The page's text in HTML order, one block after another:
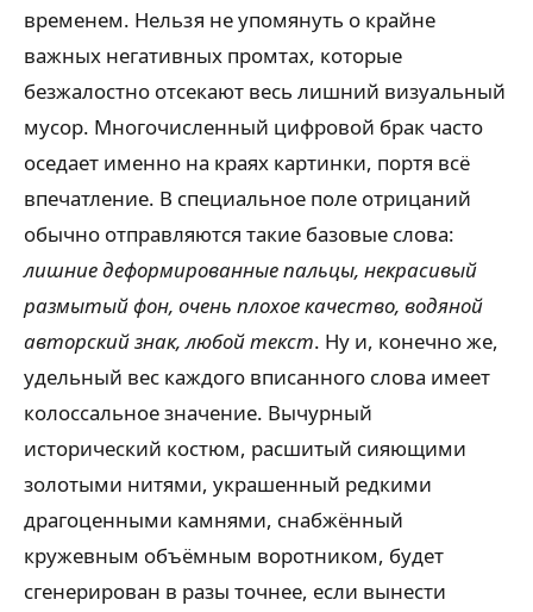
временем. Нельзя не упомянуть о крайне
важных негативных промтах, которые
безжалостно отсекают весь лишний визуальный
мусор. Многочисленный цифровой брак часто
оседает именно на краях картинки, портя всё
впечатление. В специальное поле отрицаний
обычно отправляются такие базовые слова:
лишние деформированные пальцы, некрасивый
размытый фон, очень плохое качество, водяной
авторский знак, любой текст. Ну и, конечно же,
удельный вес каждого вписанного слова имеет
колоссальное значение. Вычурный
исторический костюм, расшитый сияющими
золотыми нитями, украшенный редкими
драгоценными камнями, снабжённый
кружевным объёмным воротником, будет
сгенерирован в разы точнее, если вынести